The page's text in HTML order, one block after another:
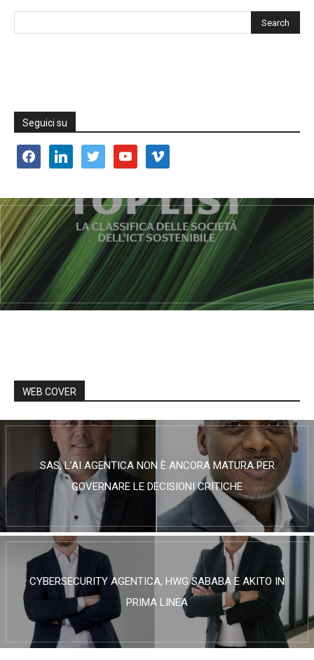
Seguici su
facebooklinkedin twitter youtube vimeo
WEB COVER
SAS, L’AI AGENTICA NON È ANCORA MATURA PER
GOVERNARE LE DECISIONI CRITICHE
CYBERSECURITY AGENTICA, HWG SABABA E AKITO IN
PRIMA LINEA